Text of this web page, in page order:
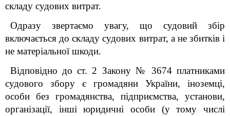
складу судових витрат.
Одразу звертаємо увагу, що судовий збір
включається до складу судових витрат, а не збитків і
не матеріальної шкоди.
Відповідно до ст. 2 Закону № 3674 платниками
судового збору є громадяни України, іноземці,
особи без громадянства, підприємства, установи,
організації, інші юридичні особи (у тому числі